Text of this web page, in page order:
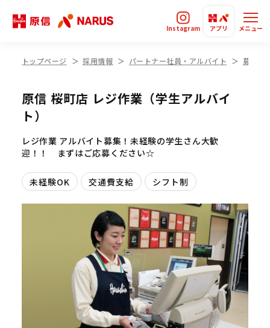
Instagram アプリ メニュー
トップページ 採用情報 パートナー社員・アルバイト 募集要
原信 桜町店 レジ作業（学生アルバイ
ト）
レジ作業 アルバイト募集！未経験の学生さん大歓
迎！！ まずはご応募ください☆
未経験OK 交通費支給 シフト制